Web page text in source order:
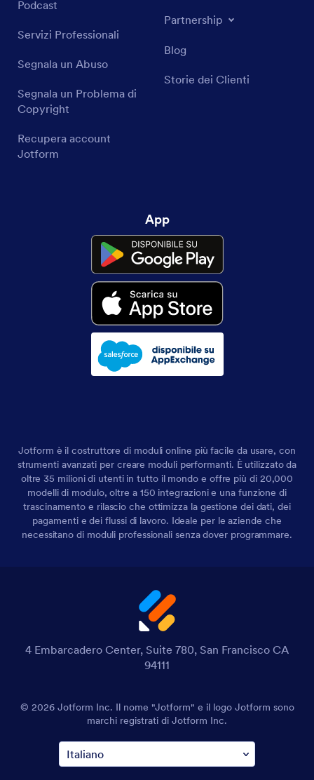
Podcast
Servizi Professionali
Segnala un Abuso
Segnala un Problema di
Copyright
Recupera account
Jotform
Partnership
Blog
Storie dei Clienti
App
Jotform è il costruttore di moduli online più facile da usare, con
strumenti avanzati per creare moduli performanti. È utilizzato da
oltre 35 milioni di utenti in tutto il mondo e offre più di 20,000
modelli di modulo, oltre a 150 integrazioni e una funzione di
trascinamento e rilascio che ottimizza la gestione dei dati, dei
pagamenti e dei flussi di lavoro. Ideale per le aziende che
necessitano di moduli professionali senza dover programmare.
4 Embarcadero Center, Suite 780, San Francisco CA
94111
© 2026 Jotform Inc. Il nome "Jotform" e il logo Jotform sono
marchi registrati di Jotform Inc.